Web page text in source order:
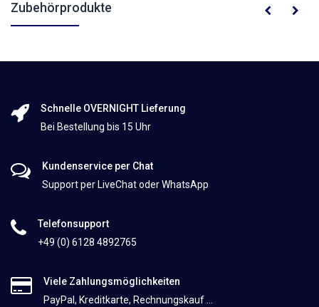
Zubehörprodukte
Schnelle OVERNIGHT Lieferung
Bei Bestellung bis 15 Uhr
Kundenservice per Chat
Support per LiveChat oder WhatsApp
Telefonsupport
+49 (0) 6128 4892765
Viele Zahlungsmöglichkeiten
PayPal, Kreditkarte, Rechnungskauf ...